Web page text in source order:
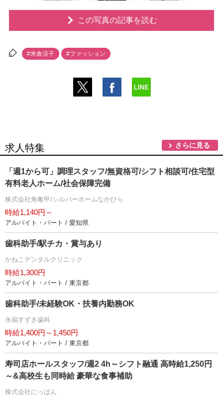
この写真の記事を読む
#米倉涼子 #ファッション
求人特集 さらに見る
「週1から可」調理スタッフ/無資格可/シフト相談可/住宅型
有料老人ホーム/社会保障完備
株式会社角亀甲/シルバーホームなかひら
時給1,140円～
アルバイト・パート / 愛知県
歯科助手/駅チカ・賞与あり
かねこデンタルクリニック
時給1,300円
アルバイト・パート / 東京都
歯科助手/未経験OK・扶養内勤務OK
永福すずき歯科
時給1,400円～1,450円
アルバイト・パート / 東京都
寿司店ホールスタッフ/週2 4h～シフト融通 高時給1,250円
～&高校生も同時給 豪華な食事補助
株式会社にっぱん